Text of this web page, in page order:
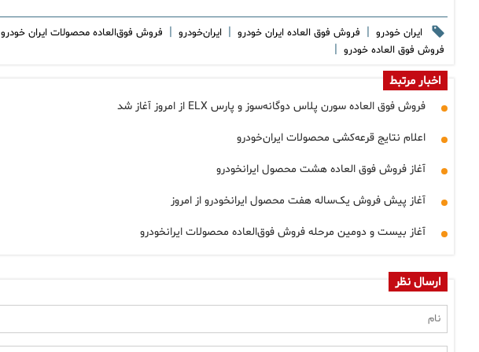
ایران خودرو | فروش فوق العاده ایران خودرو | ایران‌خودرو | فروش فوق‌العاده محصولات ایران خودرو
فروش فوق العاده خودرو |
اخبار مرتبط
فروش فوق العاده سورن پلاس دوگانه‌سوز و پارس ELX از امروز آغاز شد
اعلام نتایج قرعه‌کشی محصولات ایران‌خودرو
آغاز فروش فوق العاده هشت محصول ایرانخودرو
آغاز پیش فروش یک‌ساله هفت محصول ایرانخودرو از امروز
آغاز بیست و دومین مرحله فروش فوق‌العاده محصولات ایرانخودرو
ارسال نظر